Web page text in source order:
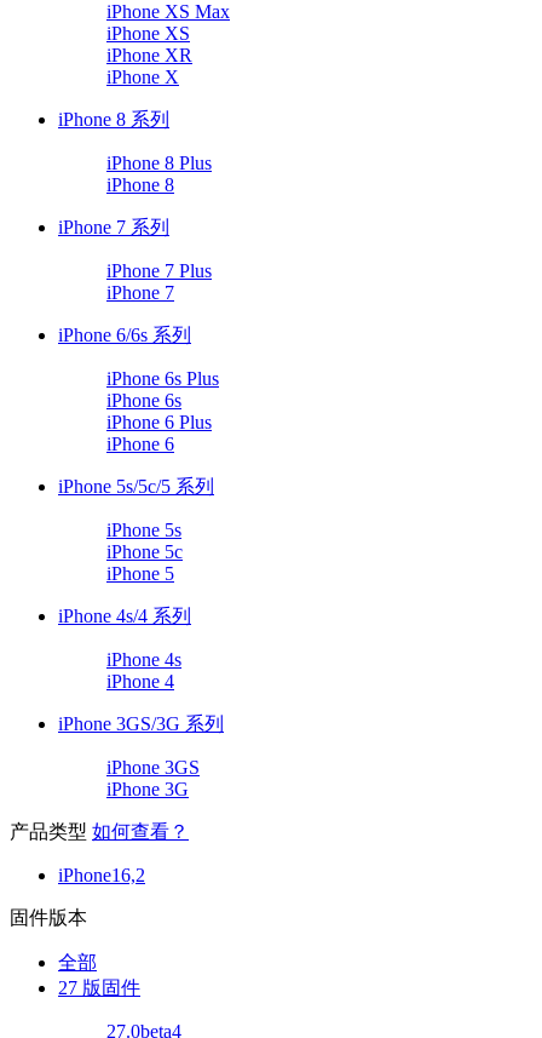
iPhone XS Max
iPhone XS
iPhone XR
iPhone X
iPhone 8 系列
iPhone 8 Plus
iPhone 8
iPhone 7 系列
iPhone 7 Plus
iPhone 7
iPhone 6/6s 系列
iPhone 6s Plus
iPhone 6s
iPhone 6 Plus
iPhone 6
iPhone 5s/5c/5 系列
iPhone 5s
iPhone 5c
iPhone 5
iPhone 4s/4 系列
iPhone 4s
iPhone 4
iPhone 3GS/3G 系列
iPhone 3GS
iPhone 3G
产品类型 如何查看？
iPhone16,2
固件版本
全部
27 版固件
27.0beta4